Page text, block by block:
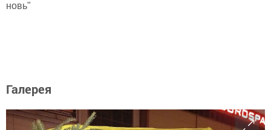
новь"
Галерея